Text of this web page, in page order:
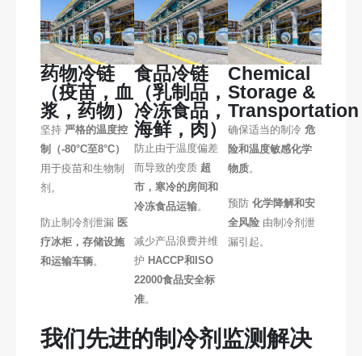
药物冷链
（疫苗，血
浆，药物）
坚持 严格的温度控
制（-80°C至8°C）
用于疫苗和生物制
剂。
防止制冷剂泄漏 医
疗冰柜，存储设施
和运输车辆。
食品冷链
（乳制品，
冷冻食品，
海鲜，肉）
防止由于温度偏差
而导致的变质 超
市，寒冷的房间和
冷冻食品运输。
减少产品浪费并维
护 HACCP和ISO
22000食品安全标
准。
Chemical
Storage &
Transportation
确保适当的制冷 危
险和温度敏感化学
物质。
预防 化学降解和安
全风险 由制冷剂泄
漏引起。
我们先进的制冷剂监测解决